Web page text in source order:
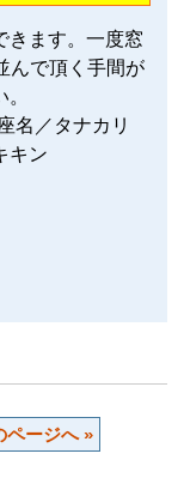
きます。一度窓
んで頂く手間が
／タナカリ
キン
ページへ »